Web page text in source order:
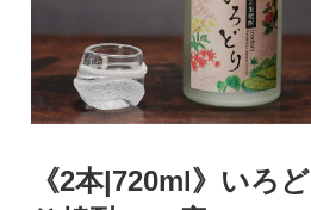
《2本|720ml》いろど